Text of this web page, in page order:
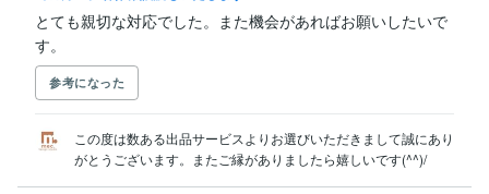
とても親切な対応でした。また機会があればお願いしたいで
す。
参考になった
この度は数ある出品サービスよりお選びいただきまして誠にあり
がとうございます。またご縁がありましたら嬉しいです(^^)/